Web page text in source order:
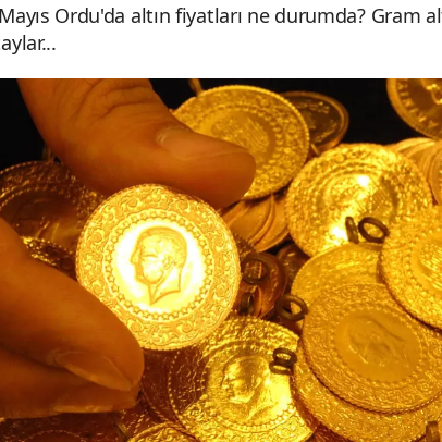
Ordu'da altın fiyatları ne durumda? Gram